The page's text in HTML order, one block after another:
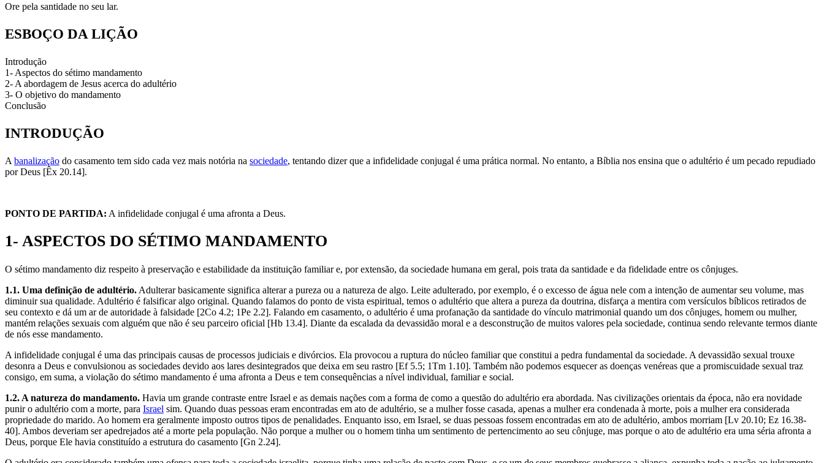
Ore pela santidade no seu lar.
ESBOÇO DA LIÇÃO
Introdução
1- Aspectos do sétimo mandamento
2- A abordagem de Jesus acerca do adultério
3- O objetivo do mandamento
Conclusão
INTRODUÇÃO
A banalização do casamento tem sido cada vez mais notória na sociedade, tentando dizer que a infidelidade conjugal é uma prática normal. No entanto, a Bíblia nos ensina que o adultério é um pecado repudiado
por Deus [Êx 20.14].
PONTO DE PARTIDA: A infidelidade conjugal é uma afronta a Deus.
1- ASPECTOS DO SÉTIMO MANDAMENTO
O sétimo mandamento diz respeito à preservação e estabilidade da instituição familiar e, por extensão, da sociedade humana em geral, pois trata da santidade e da fidelidade entre os cônjuges.
1.1. Uma definição de adultério. Adulterar basicamente significa alterar a pureza ou a natureza de algo. Leite adulterado, por exemplo, é o excesso de água nele com a intenção de aumentar seu volume, mas
diminuir sua qualidade. Adultério é falsificar algo original. Quando falamos do ponto de vista espiritual, temos o adultério que altera a pureza da doutrina, disfarça a mentira com versículos bíblicos retirados de
seu contexto e dá um ar de autoridade à falsidade [2Co 4.2; 1Pe 2.2]. Falando em casamento, o adultério é uma profanação da santidade do vínculo matrimonial quando um dos cônjuges, homem ou mulher,
mantém relações sexuais com alguém que não é seu parceiro oficial [Hb 13.4]. Diante da escalada da devassidão moral e a desconstrução de muitos valores pela sociedade, continua sendo relevante termos diante
de nós esse mandamento.
A infidelidade conjugal é uma das principais causas de processos judiciais e divórcios. Ela provocou a ruptura do núcleo familiar que constitui a pedra fundamental da sociedade. A devassidão sexual trouxe
desonra a Deus e convulsionou as sociedades devido aos lares desintegrados que deixa em seu rastro [Ef 5.5; 1Tm 1.10]. Também não podemos esquecer as doenças venéreas que a promiscuidade sexual traz
consigo, em suma, a violação do sétimo mandamento é uma afronta a Deus e tem consequências a nível individual, familiar e social.
1.2. A natureza do mandamento. Havia um grande contraste entre Israel e as demais nações com a forma de como a questão do adultério era abordada. Nas civilizações orientais da época, não era novidade
punir o adultério com a morte, para Israel sim. Quando duas pessoas eram encontradas em ato de adultério, se a mulher fosse casada, apenas a mulher era condenada à morte, pois a mulher era considerada
propriedade do marido. Ao homem era geralmente imposto outros tipos de penalidades. Enquanto isso, em Israel, se duas pessoas fossem encontradas em ato de adultério, ambos morriam [Lv 20.10; Ez 16.38-
40]. Ambos deveriam ser apedrejados até a morte pela população. Não porque a mulher ou o homem tinha um sentimento de pertencimento ao seu cônjuge, mas porque o ato de adultério era uma séria afronta a
Deus, porque Ele havia constituído a estrutura do casamento [Gn 2.24].